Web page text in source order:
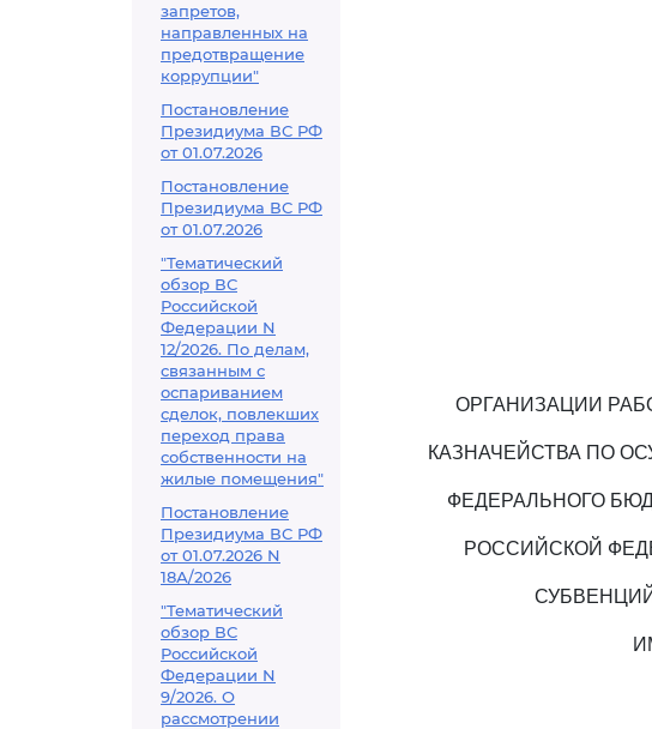
запретов,
направленных на
предотвращение
коррупции"
Постановление
Президиума ВС РФ
от 01.07.2026
Постановление
Президиума ВС РФ
от 01.07.2026
"Тематический
обзор ВС
Российской
Федерации N
12/2026. По делам,
связанным с
оспариванием
сделок, повлекших
переход права
собственности на
жилые помещения"
Постановление
Президиума ВС РФ
от 01.07.2026 N
18А/2026
"Тематический
обзор ВС
Российской
Федерации N
9/2026. О
рассмотрении
ОРГАНИЗАЦИИ
КАЗНАЧЕЙСТВА ПО
ФЕДЕРАЛЬНОГО
РОССИЙСКОЙ